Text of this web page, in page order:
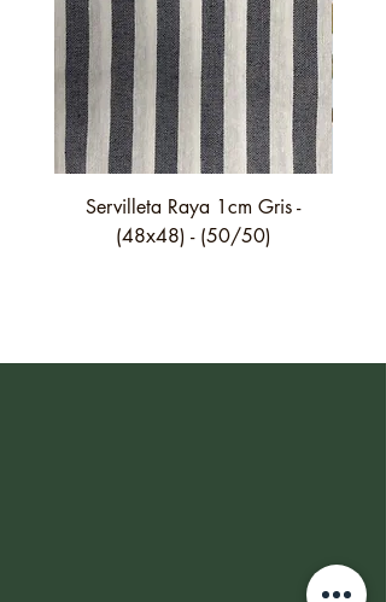
Servilleta Raya 1cm Gris -
(48x48) - (50/50)